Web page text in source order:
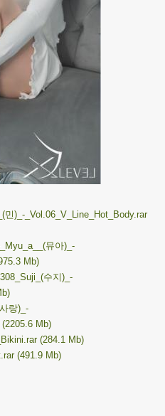
)_-_Vol.06_V_Line_Hot_Body.rar
뮤아)_-
Mb)
수지)_-
랑)_-
(2205.6 Mb)
(284.1 Mb)
(491.9 Mb)